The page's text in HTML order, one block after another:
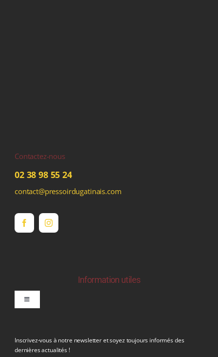
Contactez-nous
02 38 98 55 24
contact@pressoirdugatinais.com
Information utiles
Toggle
Inscrivez-vous à notre newsletter et soyez toujours informés des
dernières actualités !